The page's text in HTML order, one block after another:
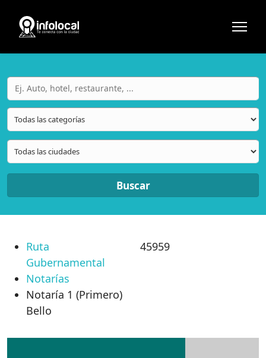
Buscar
Ruta
Gubernamental
Notarías
Notaría 1 (Primero)
Bello
45959